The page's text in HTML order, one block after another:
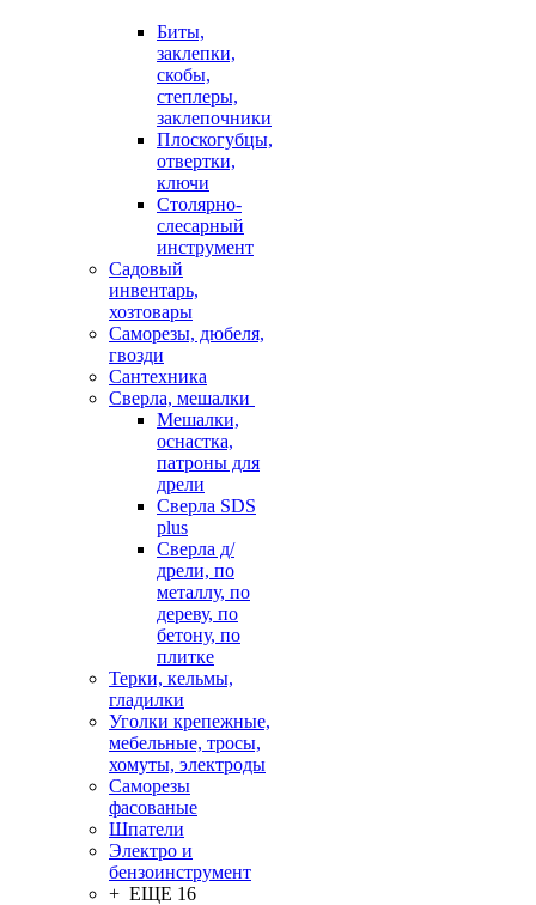
Биты,
заклепки,
скобы,
степлеры,
заклепочники
Плоскогубцы,
отвертки,
ключи
Столярно-
слесарный
инструмент
Садовый
инвентарь,
хозтовары
Саморезы, дюбеля,
гвозди
Сантехника
Сверла, мешалки
Мешалки,
оснастка,
патроны для
дрели
Сверла SDS
plus
Сверла д/
дрели, по
металлу, по
дереву, по
бетону, по
плитке
Терки, кельмы,
гладилки
Уголки крепежные,
мебельные, тросы,
хомуты, электроды
Саморезы
фасованые
Шпатели
Электро и
бензоинструмент
+ ЕЩЕ 16